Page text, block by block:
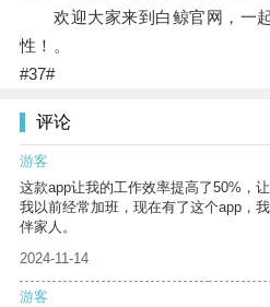
欢迎大家来到白鲸官网，一
性！。
#37#
评论
游客
这款app让我的工作效率提高了50%，
我以前经常加班，现在有了这个app，
伴家人。
2024-11-14
游客